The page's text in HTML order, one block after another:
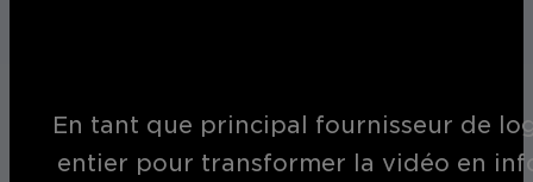
En tant que principal fournisseur de
entier pour transformer la vidéo en